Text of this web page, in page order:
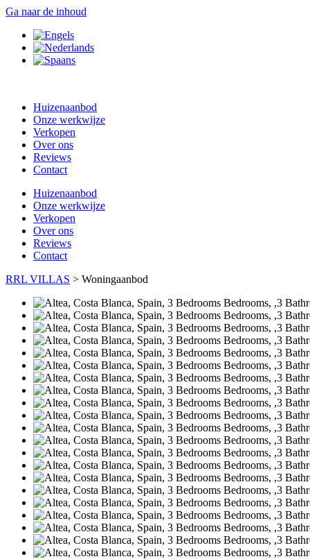
Ga naar de inhoud
Huizenaanbod
Onze werkwijze
Verkopen
Over ons
Reviews
Contact
Huizenaanbod
Onze werkwijze
Verkopen
Over ons
Reviews
Contact
RRL VILLAS > Woningaanbod